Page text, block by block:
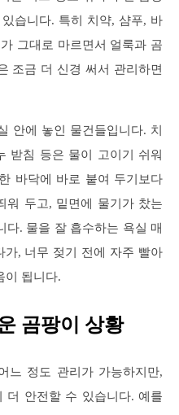
습니다. 특히 치약, 샴푸, 바
그대로 마르면서 얼룩과 곰
조금 더 신경 써서 관리하면
안에 놓인 물건들입니다. 치
받침 등은 물이 고이기 쉬워
바닥에 바로 붙여 두기보다
워 두고, 밑면에 물기가 찼는
다. 물을 잘 흡수하는 욕실 매
가, 너무 젖기 전에 자주 빨아
이 됩니다.
곰팡이 상황
느 정도 관리가 가능하지만,
더 안전할 수 있습니다. 예를